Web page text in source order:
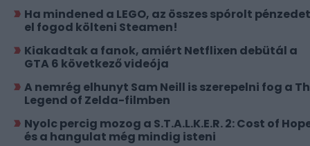
Ha mindened a LEGO, az összes spórolt pénzedet
el fogod költeni Steamen!
Kiakadtak a fanok, amiért Netflixen debütál a
GTA 6 következő videója
A nemrég elhunyt Sam Neill is szerepelni fog a
Legend of Zelda-filmben
Nyolc percig mozog a S.T.A.L.K.E.R. 2: Cost of
és a hangulat még mindig isteni